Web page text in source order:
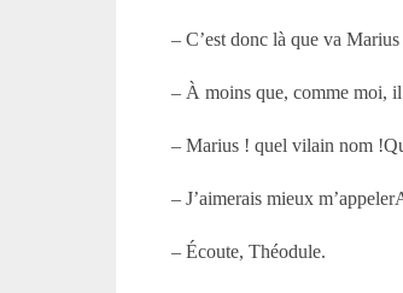
– C’est donc là que va Marius
– À moins que, comme moi, il
– Marius ! quel vilain nom
– J’aimerais mieux
– Écoute, Théodule.